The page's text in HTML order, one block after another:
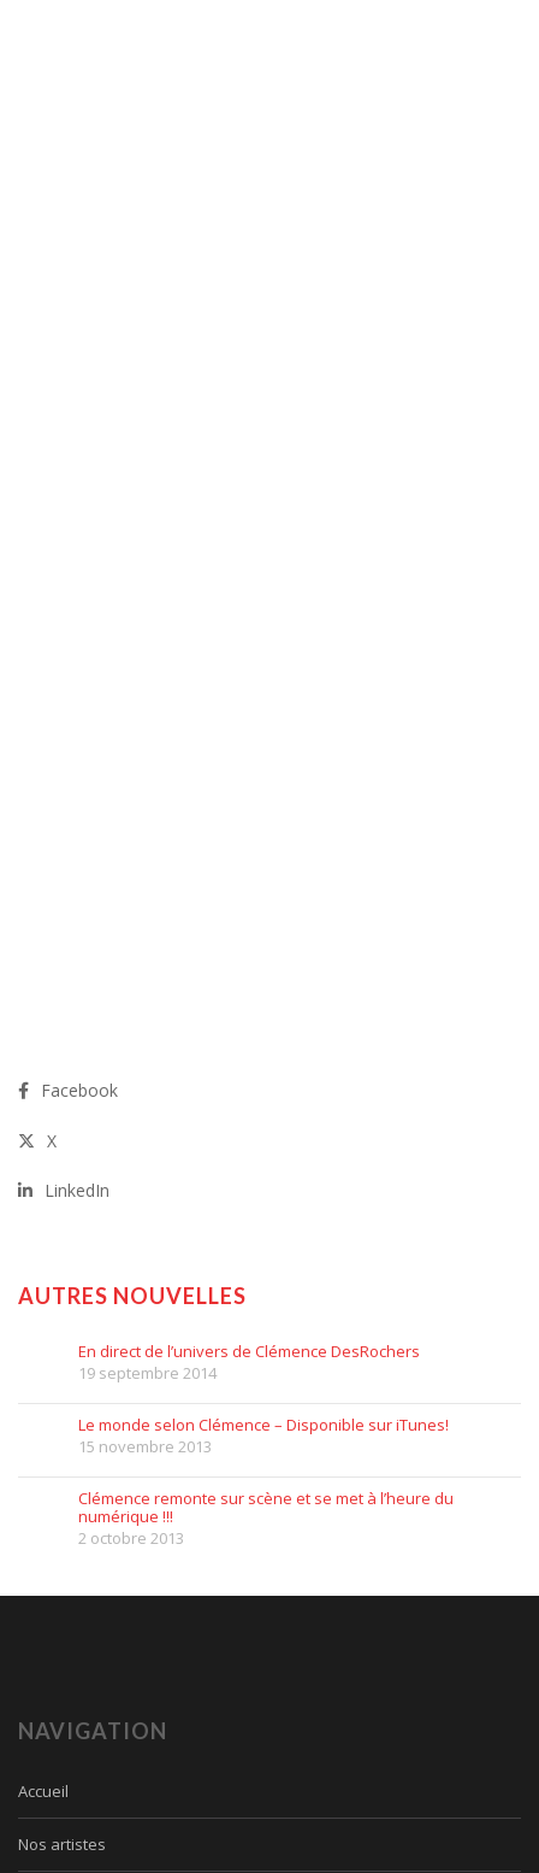
Facebook
X
LinkedIn
AUTRES NOUVELLES
En direct de l’univers de Clémence DesRochers
19 septembre 2014
Le monde selon Clémence – Disponible sur iTunes!
15 novembre 2013
Clémence remonte sur scène et se met à l’heure du
numérique !!!
2 octobre 2013
NAVIGATION
Accueil
Nos artistes